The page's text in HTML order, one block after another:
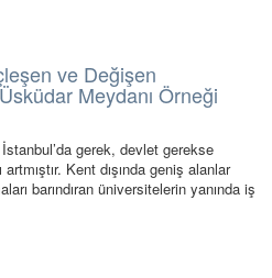
ve Değişen
Meydanı Örneği
gerek, devlet gerekse
Kent dışında geniş alanlar
barındıran üniversitelerin yanında iş